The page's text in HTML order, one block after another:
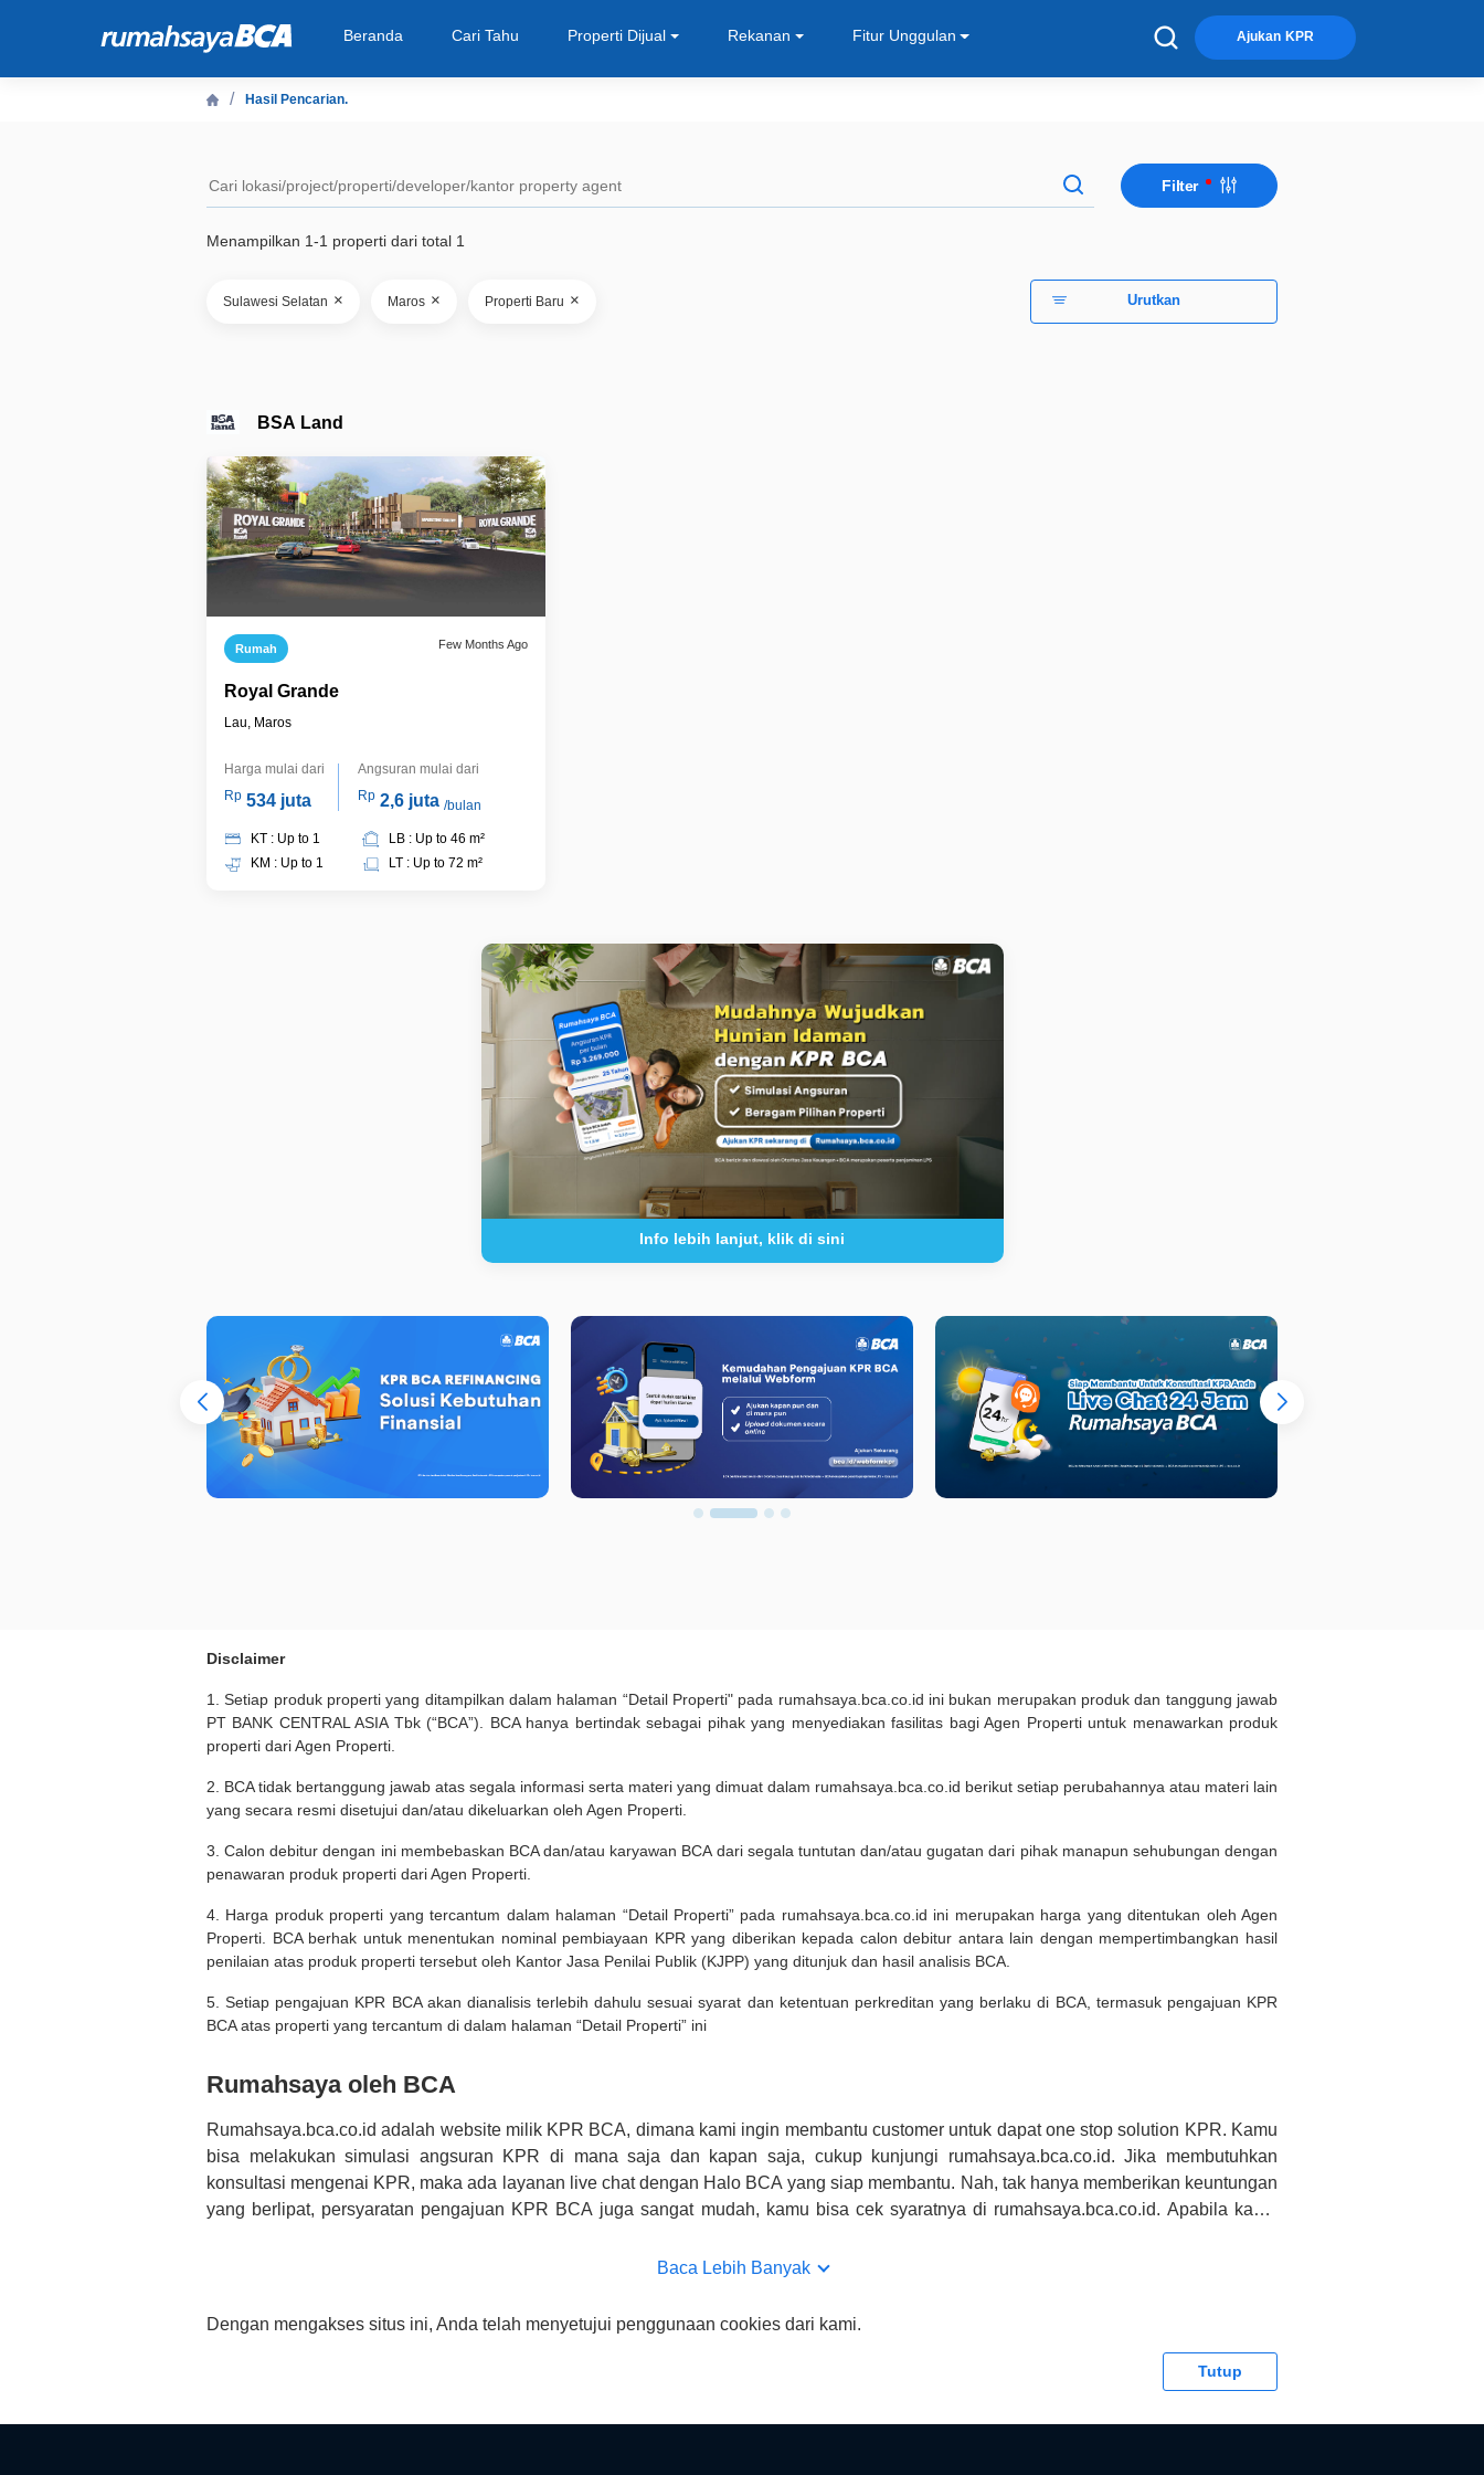
Beranda Cari Tahu Properti Dijual Rekanan Fitur Unggulan Ajukan KPR
Hasil Pencarian.
Filter
Menampilkan 1-1 properti dari total 1
Sulawesi Selatan × Maros × Properti Baru × Urutkan
BSA Land
Rumah Few Months Ago
Royal Grande
Lau, Maros
Harga mulai dari
Rp 534 juta
Angsuran mulai dari
Rp 2,6 juta /bulan
KT : Up to 1
KM : Up to 1
LB : Up to 46 m²
LT : Up to 72 m²
Info lebih lanjut, klik di sini
Disclaimer
1. Setiap produk properti yang ditampilkan dalam halaman “Detail Properti" pada rumahsaya.bca.co.id ini bukan merupakan produk dan tanggung jawab
PT BANK CENTRAL ASIA Tbk (“BCA”). BCA hanya bertindak sebagai pihak yang menyediakan fasilitas bagi Agen Properti untuk menawarkan produk
properti dari Agen Properti.
2. BCA tidak bertanggung jawab atas segala informasi serta materi yang dimuat dalam rumahsaya.bca.co.id berikut setiap perubahannya atau materi lain
yang secara resmi disetujui dan/atau dikeluarkan oleh Agen Properti.
3. Calon debitur dengan ini membebaskan BCA dan/atau karyawan BCA dari segala tuntutan dan/atau gugatan dari pihak manapun sehubungan dengan
penawaran produk properti dari Agen Properti.
4. Harga produk properti yang tercantum dalam halaman “Detail Properti” pada rumahsaya.bca.co.id ini merupakan harga yang ditentukan oleh Agen
Properti. BCA berhak untuk menentukan nominal pembiayaan KPR yang diberikan kepada calon debitur antara lain dengan mempertimbangkan hasil
penilaian atas produk properti tersebut oleh Kantor Jasa Penilai Publik (KJPP) yang ditunjuk dan hasil analisis BCA.
5. Setiap pengajuan KPR BCA akan dianalisis terlebih dahulu sesuai syarat dan ketentuan perkreditan yang berlaku di BCA, termasuk pengajuan KPR
BCA atas properti yang tercantum di dalam halaman “Detail Properti” ini
Rumahsaya oleh BCA
Rumahsaya.bca.co.id adalah website milik KPR BCA, dimana kami ingin membantu customer untuk dapat one stop solution KPR. Kamu
bisa melakukan simulasi angsuran KPR di mana saja dan kapan saja, cukup kunjungi rumahsaya.bca.co.id. Jika membutuhkan
konsultasi mengenai KPR, maka ada layanan live chat dengan Halo BCA yang siap membantu. Nah, tak hanya memberikan keuntungan
yang berlipat, persyaratan pengajuan KPR BCA juga sangat mudah, kamu bisa cek syaratnya di rumahsaya.bca.co.id. Apabila kamu
informasi yang rekanan berikan selain yang bisa di verifikasi oleh BCA.
Baca Lebih Banyak
Dengan mengakses situs ini, Anda telah menyetujui penggunaan cookies dari kami.
Tutup